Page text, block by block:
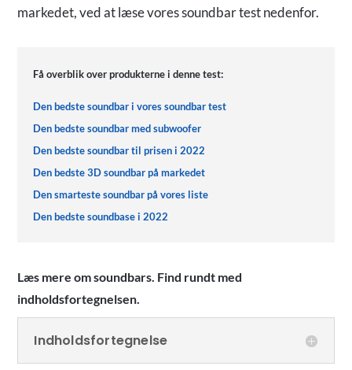
markedet, ved at læse vores soundbar test nedenfor.
Få overblik over produkterne i denne test:
Den bedste soundbar i vores soundbar test
Den bedste soundbar med subwoofer
Den bedste soundbar til prisen i 2022
Den bedste 3D soundbar på markedet
Den smarteste soundbar på vores liste
Den bedste soundbase i 2022
Læs mere om soundbars. Find rundt med
indholdsfortegnelsen.
Indholdsfortegnelse